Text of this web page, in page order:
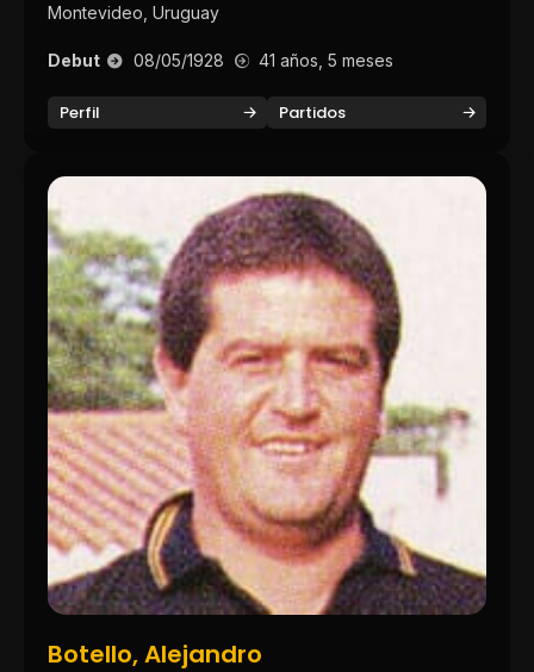
Montevideo, Uruguay
Debut 08/05/1928 41 años, 5 meses
Perfil Partidos
Botello, Alejandro